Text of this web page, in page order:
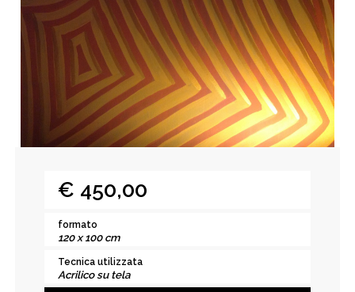
€ 450,00
formato
120 x 100 cm
Tecnica utilizzata
Acrilico su tela